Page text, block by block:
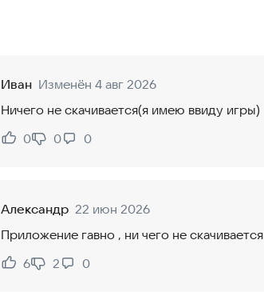
Иван Изменён 4 авг 2026
Ничего не скачивается(я имею ввиду игры)
Нравится:
0
Не нравится:
0 0
Александр 22 июн 2026
Приложение гавно , ни чего не скачивается
Нравится:
6
Не нравится:
2 0